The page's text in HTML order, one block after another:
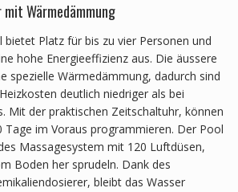
Wärmedämmung
bietet Platz für bis zu vier Personen und
hohe Energieeffizienz aus. Die äussere
spezielle Wärmedämmung, dadurch sind
deutlich niedriger als bei
Mit der praktischen Zeitschaltuhr, können
Tage im Voraus programmieren. Der Pool
Massagesystem mit 120 Luftdüsen,
Boden her sprudeln. Dank des
bleibt das Wasser